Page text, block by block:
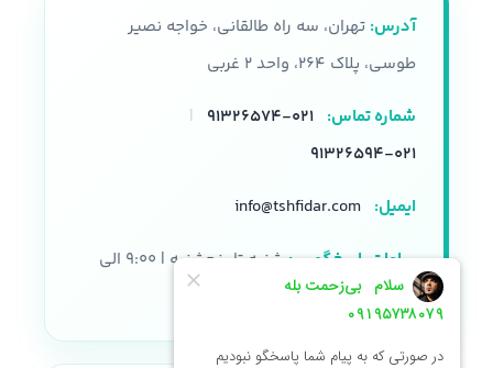
آدرس: تهران، سه راه طالقانی، خواجه نصیر
طوسی، پلاک ۲۶۴، واحد ۲ غربی
شماره تماس: ۰۲۱-۹۱۳۲۶۵۷۴
|
۰۲۱-۹۱۳۲۶۵۹۴
ایمیل: info@tshfidar.com
ساعات پاسخگویی:
شنبه تا پنجشنبه | ۹:۰۰ الی
۱۸:۰۰